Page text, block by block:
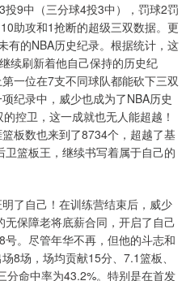
9中（三分球4投3中），罚球2罚
助攻和1抢断的超级三双数据。更
有的NBA历史纪录。根据统计，这
续刷新着他自己保持的历史纪
一位在7支不同球队都能砍下三双
纪录中，威少也成为了NBA历史
控卫，这一成就也无人能超越！
板数也来到了8734个，超越了基
篮板王，继续书写着属于自己的
了自己！在训练营结束后，威少
保障老将底薪合同，开启了自己
。尽管年华不再，但他的斗志和
8场，场均贡献15分、7.1篮板、
分命中率为43.2%。特别是在首发